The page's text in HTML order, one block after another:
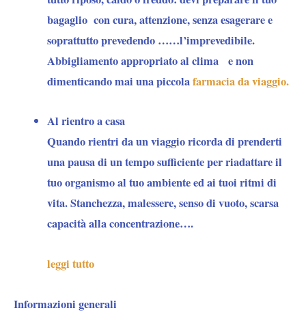
bagaglio con cura, attenzione, senza esagerare e
soprattutto prevedendo ……l’imprevedibile.
Abbigliamento appropriato al clima e non
dimenticando mai una piccolafarmacia da viaggio.
Al rientro a casa
Quando rientri da un viaggio ricorda di prenderti
una pausa di un tempo sufficiente per riadattare il
tuo organismo al tuo ambiente ed ai tuoi ritmi di
vita. Stanchezza, malessere, senso di vuoto, scarsa
capacità alla concentrazione….
leggi tutto
Informazioni generali